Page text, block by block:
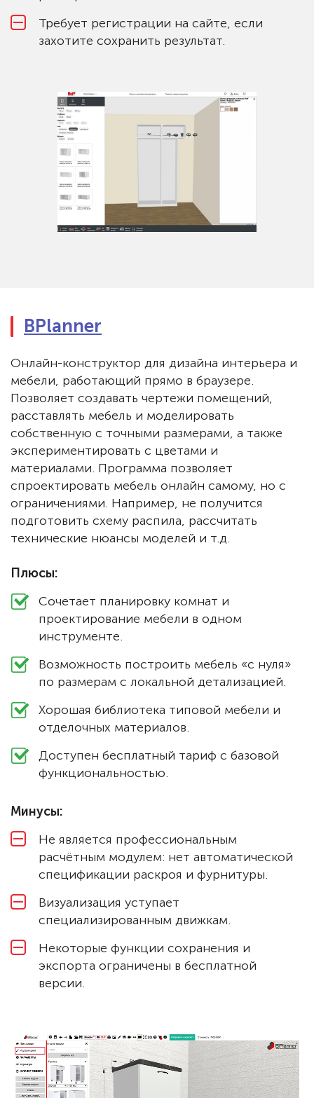
Требует регистрации на сайте, если
захотите сохранить результат.
BPlanner
Онлайн-конструктор для дизайна интерьера и
мебели, работающий прямо в браузере.
Позволяет создавать чертежи помещений,
расставлять мебель и моделировать
собственную с точными размерами, а также
экспериментировать с цветами и
материалами. Программа позволяет
спроектировать мебель онлайн самому, но с
ограничениями. Например, не получится
подготовить схему распила, рассчитать
технические нюансы моделей и т.д.
Плюсы:
Сочетает планировку комнат и
проектирование мебели в одном
инструменте.
Возможность построить мебель «с нуля»
по размерам с локальной детализацией.
Хорошая библиотека типовой мебели и
отделочных материалов.
Доступен бесплатный тариф с базовой
функциональностью.
Минусы:
Не является профессиональным
расчётным модулем: нет автоматической
спецификации раскроя и фурнитуры.
Визуализация уступает
специализированным движкам.
Некоторые функции сохранения и
экспорта ограничены в бесплатной
версии.